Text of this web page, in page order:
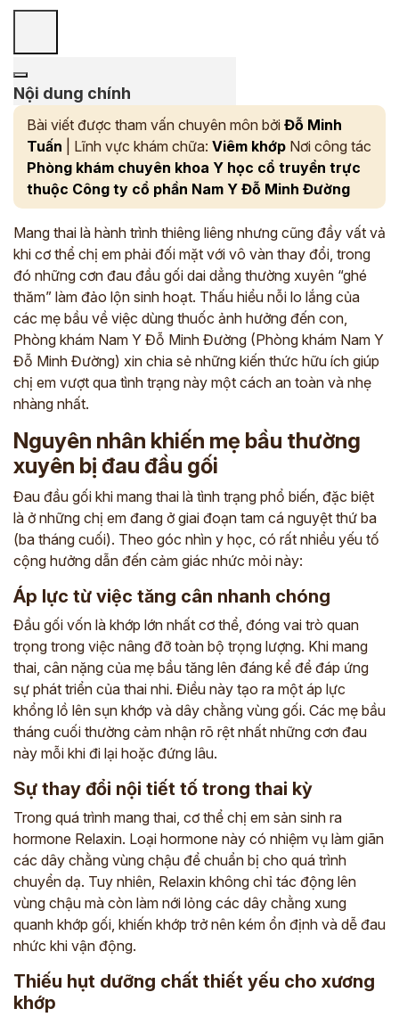
Nội dung chính
Bài viết được tham vấn chuyên môn bởi Đỗ Minh
Tuấn | Lĩnh vực khám chữa: Viêm khớp Nơi công tác
Phòng khám chuyên khoa Y học cổ truyền trực
thuộc Công ty cổ phần Nam Y Đỗ Minh Đường
Mang thai là hành trình thiêng liêng nhưng cũng đầy vất vả
khi cơ thể chị em phải đối mặt với vô vàn thay đổi, trong
đó những cơn đau đầu gối dai dẳng thường xuyên “ghé
thăm” làm đảo lộn sinh hoạt. Thấu hiểu nỗi lo lắng của
các mẹ bầu về việc dùng thuốc ảnh hưởng đến con,
Phòng khám Nam Y Đỗ Minh Đường (Phòng khám Nam Y
Đỗ Minh Đường) xin chia sẻ những kiến thức hữu ích giúp
chị em vượt qua tình trạng này một cách an toàn và nhẹ
nhàng nhất.
Nguyên nhân khiến mẹ bầu thường
xuyên bị đau đầu gối
Đau đầu gối khi mang thai là tình trạng phổ biến, đặc biệt
là ở những chị em đang ở giai đoạn tam cá nguyệt thứ ba
(ba tháng cuối). Theo góc nhìn y học, có rất nhiều yếu tố
cộng hưởng dẫn đến cảm giác nhức mỏi này:
Áp lực từ việc tăng cân nhanh chóng
Đầu gối vốn là khớp lớn nhất cơ thể, đóng vai trò quan
trọng trong việc nâng đỡ toàn bộ trọng lượng. Khi mang
thai, cân nặng của mẹ bầu tăng lên đáng kể để đáp ứng
sự phát triển của thai nhi. Điều này tạo ra một áp lực
khổng lồ lên sụn khớp và dây chằng vùng gối. Các mẹ bầu
tháng cuối thường cảm nhận rõ rệt nhất những cơn đau
này mỗi khi đi lại hoặc đứng lâu.
Sự thay đổi nội tiết tố trong thai kỳ
Trong quá trình mang thai, cơ thể chị em sản sinh ra
hormone Relaxin. Loại hormone này có nhiệm vụ làm giãn
các dây chằng vùng chậu để chuẩn bị cho quá trình
chuyển dạ. Tuy nhiên, Relaxin không chỉ tác động lên
vùng chậu mà còn làm nới lỏng các dây chằng xung
quanh khớp gối, khiến khớp trở nên kém ổn định và dễ đau
nhức khi vận động.
Thiếu hụt dưỡng chất thiết yếu cho xương
khớp